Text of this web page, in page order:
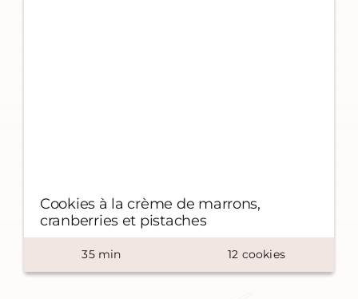
Cookies à la crème de marrons,
cranberries et pistaches
35min 12 cookies